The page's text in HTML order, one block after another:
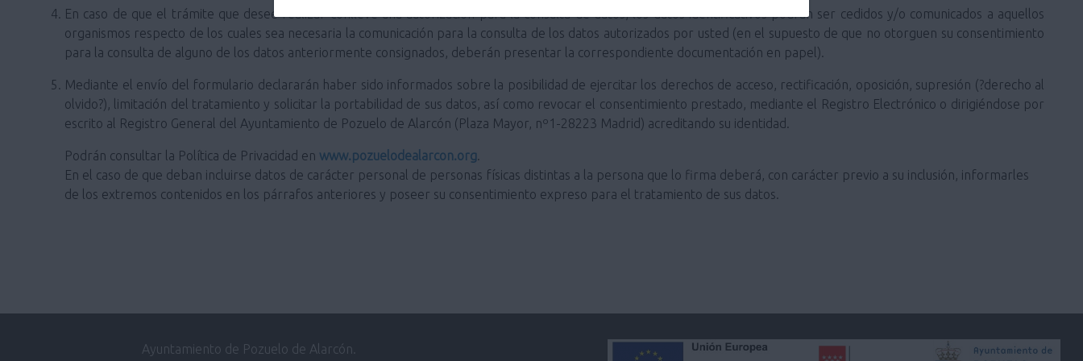
En caso de que el trámite que desee realizar conlleve una autorización para la consulta de datos, los datos identificativos podrán ser cedidos y/o comunicados a aquellos
organismos respecto de los cuales sea necesaria la comunicación para la consulta de los datos autorizados por usted (en el supuesto de que no otorguen su consentimiento
para la consulta de alguno de los datos anteriormente consignados, deberán presentar la correspondiente documentación en papel).
Mediante el envío del formulario declararán haber sido informados sobre la posibilidad de ejercitar los derechos de acceso, rectificación, oposición, supresión (?derecho al
olvido?), limitación del tratamiento y solicitar la portabilidad de sus datos, así como revocar el consentimiento prestado, mediante el Registro Electrónico o dirigiéndose por
escrito al Registro General del Ayuntamiento de Pozuelo de Alarcón (Plaza Mayor, nº1-28223 Madrid) acreditando su identidad.
Podrán consultar la Política de Privacidad en www.pozuelodealarcon.org.
En el caso de que deban incluirse datos de carácter personal de personas físicas distintas a la persona que lo firma deberá, con carácter previo a su inclusión, informarles
de los extremos contenidos en los párrafos anteriores y poseer su consentimiento expreso para el tratamiento de sus datos.
Ayuntamiento de Pozuelo de Alarcón.